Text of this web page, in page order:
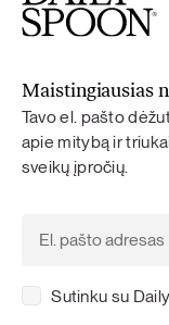
Maistingiausias
Tavo el. pašto
apie mitybą ir
sveikų įpročių.
Sutinku su